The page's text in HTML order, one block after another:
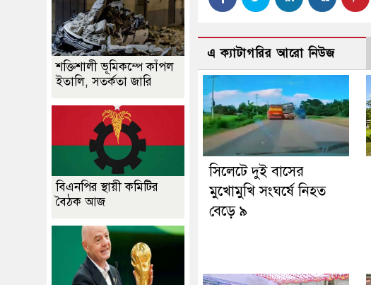
এ ক্যাটাগরির আরো নিউজ
সিলেটে দুই বাসের
মুখোমুখি সংঘর্ষে নিহত
বেড়ে ৯
শক্তিশালী ভূমিকম্পে কাঁপল
ইতালি, সতর্কতা জারি
বিএনপির স্থায়ী কমিটির
বৈঠক আজ